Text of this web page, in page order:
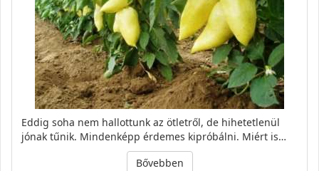
Eddig soha nem hallottunk az ötletről, de hihetetlenül
jónak tűnik. Mindenképp érdemes kipróbálni. Miért is…
Bővebben